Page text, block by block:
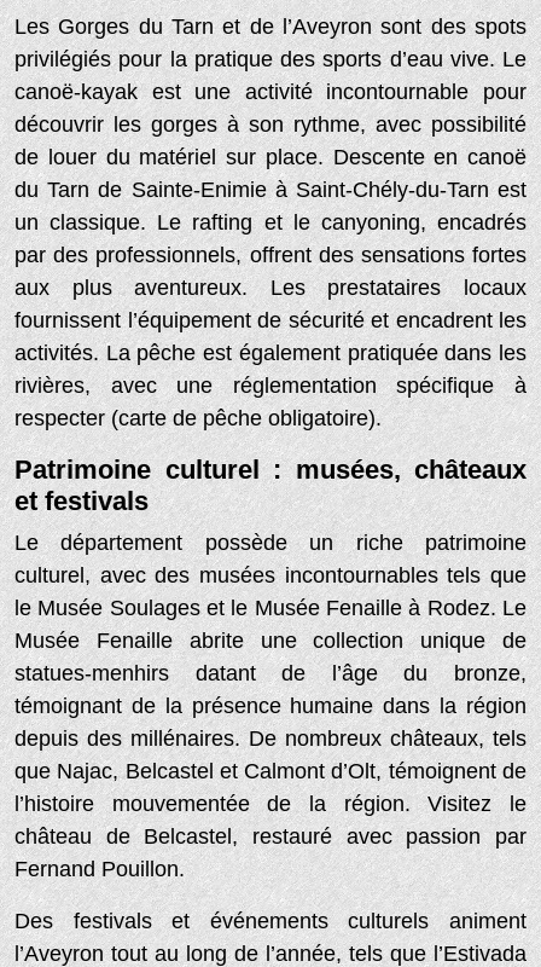
Les Gorges du Tarn et de l’Aveyron sont des spots
privilégiés pour la pratique des sports d’eau vive. Le
canoë-kayak est une activité incontournable pour
découvrir les gorges à son rythme, avec possibilité
de louer du matériel sur place. Descente en canoë
du Tarn de Sainte-Enimie à Saint-Chély-du-Tarn est
un classique. Le rafting et le canyoning, encadrés
par des professionnels, offrent des sensations fortes
aux plus aventureux. Les prestataires locaux
fournissent l’équipement de sécurité et encadrent les
activités. La pêche est également pratiquée dans les
rivières, avec une réglementation spécifique à
respecter (carte de pêche obligatoire).
Patrimoine culturel : musées, châteaux
et festivals
Le département possède un riche patrimoine
culturel, avec des musées incontournables tels que
le Musée Soulages et le Musée Fenaille à Rodez. Le
Musée Fenaille abrite une collection unique de
statues-menhirs datant de l’âge du bronze,
témoignant de la présence humaine dans la région
depuis des millénaires. De nombreux châteaux, tels
que Najac, Belcastel et Calmont d’Olt, témoignent de
l’histoire mouvementée de la région. Visitez le
château de Belcastel, restauré avec passion par
Fernand Pouillon.
Des festivals et événements culturels animent
l’Aveyron tout au long de l’année, tels que l’Estivada